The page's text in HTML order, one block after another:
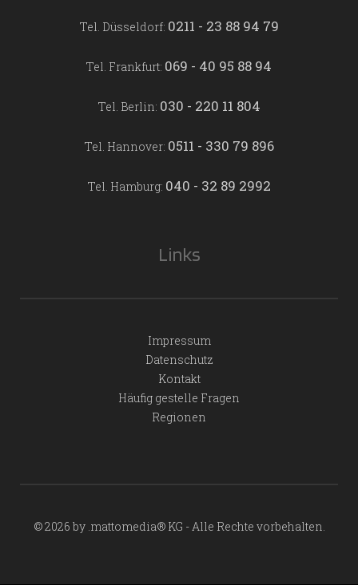
Tel. Düsseldorf: 0211 - 23 88 94 79
Tel. Frankfurt: 069 - 40 95 88 94
Tel. Berlin: 030 - 220 11 804
Tel. Hannover: 0511 - 330 79 896
Tel. Hamburg: 040 - 32 89 2992
Links
Impressum
Datenschutz
Kontakt
Häufig gestelle Fragen
Regionen
© 2026 by .mattomedia® KG - Alle Rechte vorbehalten.